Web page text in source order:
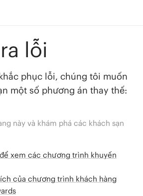
lỗi
phục lỗi, chúng tôi muốn
một số phương án thay thế:
này và khám phá các khách sạn
xem các chương trình khuyến
của chương trình khách hàng